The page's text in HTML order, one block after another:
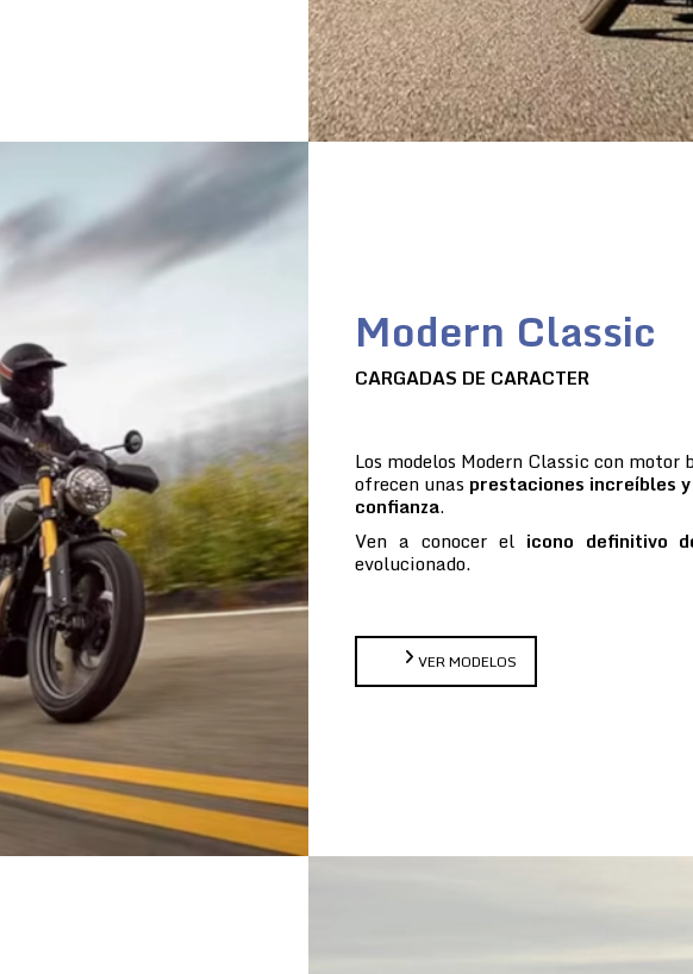
Modern Classic
CARGADAS DE CARACTER
Los modelos Modern Classic con
ofrecen unas prestaciones increíbles
confianza.
Ven a conocer el icono definitivo
evolucionado.
VER MODELOS